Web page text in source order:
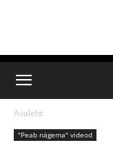
Avaleht
"Peab nägema" videod